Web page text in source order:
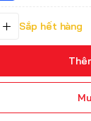
Sắp hết hàng